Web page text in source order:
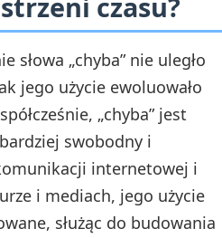
słowa „chyba” nie uległo
jego użycie ewoluowało
„chyba” jest
swobodny i
internetowej i
i mediach, jego użycie
służąc do budowania